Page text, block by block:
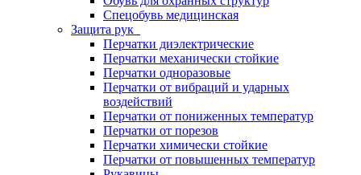
Спецобувь медицинская
Защита рук
Перчатки диэлектрические
Перчатки механически стойкие
Перчатки одноразовые
Перчатки от вибраций и ударных
воздействий
Перчатки от пониженных температур
Перчатки от порезов
Перчатки химически стойкие
Перчатки от повышенных температур